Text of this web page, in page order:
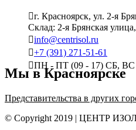
г. Красноярск, ул. 2-я
Склад: 2-я Брянская
info@centrisol.ru
+7 (391) 271-51-61
ПН - ПТ (09 - 17) СБ, ВС
Мы в Красноярске
Представительства в других
© Copyright 2019 | ЦЕНТР